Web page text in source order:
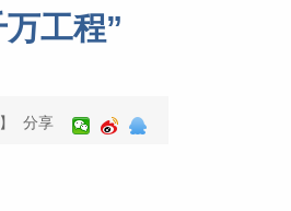
工程”
】 分享